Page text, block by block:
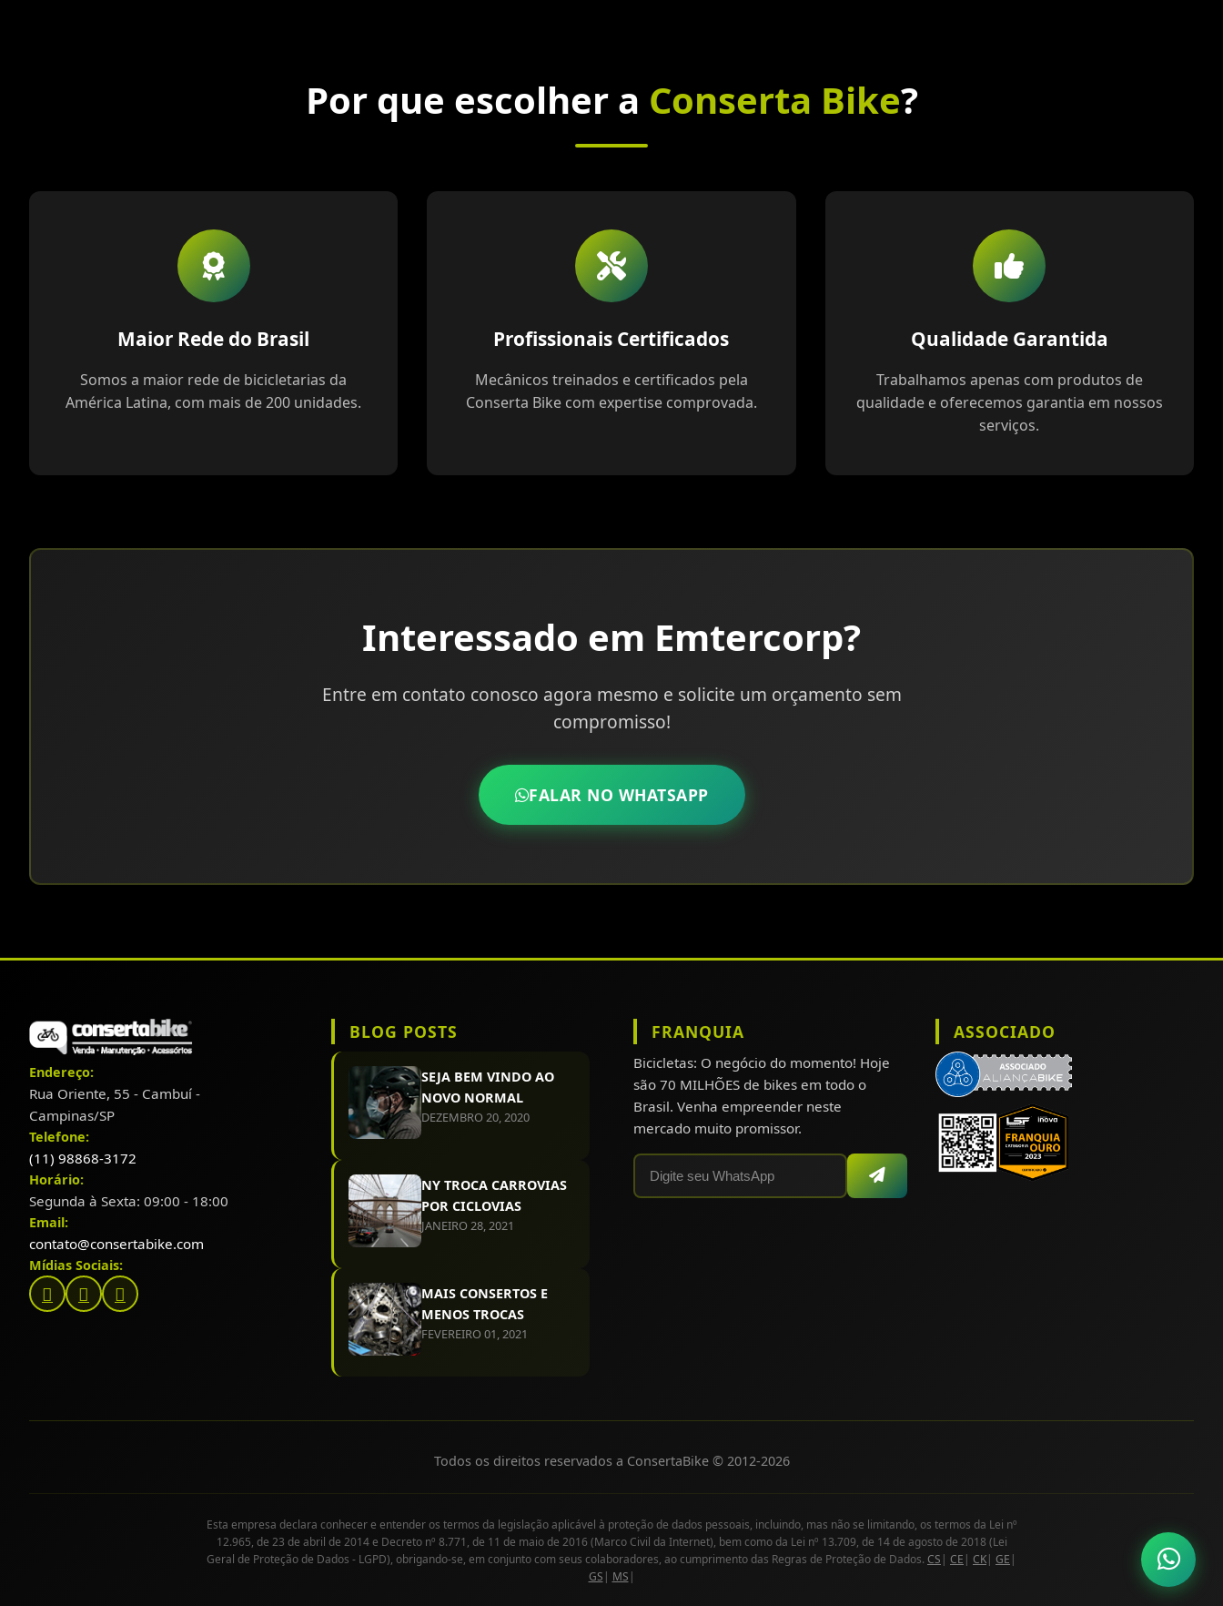
Por que escolher a Conserta Bike?
Maior Rede do Brasil
Somos a maior rede de bicicletarias da
América Latina, com mais de 200 unidades.
Profissionais Certificados
Mecânicos treinados e certificados pela
Conserta Bike com expertise comprovada.
Qualidade Garantida
Trabalhamos apenas com produtos de
qualidade e oferecemos garantia em nossos
serviços.
Interessado em Emtercorp?
Entre em contato conosco agora mesmo e solicite um orçamento sem
compromisso!
FALAR NO WHATSAPP
Endereço:
Rua Oriente, 55 - Cambuí -
Campinas/SP
Telefone:
(11) 98868-3172
Horário:
Segunda à Sexta: 09:00 - 18:00
Email:
contato@consertabike.com
Mídias Sociais:
BLOG POSTS
SEJA BEM VINDO AO
NOVO NORMAL
DEZEMBRO 20, 2020
NY TROCA CARROVIAS
POR CICLOVIAS
JANEIRO 28, 2021
MAIS CONSERTOS E
MENOS TROCAS
FEVEREIRO 01, 2021
FRANQUIA
Bicicletas: O negócio do momento! Hoje
são 70 MILHÕES de bikes em todo o
Brasil. Venha empreender neste
mercado muito promissor.
ASSOCIADO
Todos os direitos reservados a ConsertaBike © 2012-2026
Esta empresa declara conhecer e entender os termos da legislação aplicável à proteção de dados pessoais, incluindo, mas não se limitando, os termos da Lei nº
12.965, de 23 de abril de 2014 e Decreto nº 8.771, de 11 de maio de 2016 (Marco Civil da Internet), bem como da Lei nº 13.709, de 14 de agosto de 2018 (Lei
Geral de Proteção de Dados - LGPD), obrigando-se, em conjunto com seus colaboradores, ao cumprimento das Regras de Proteção de Dados. CS | CE | CK| GE |
GS | MS |